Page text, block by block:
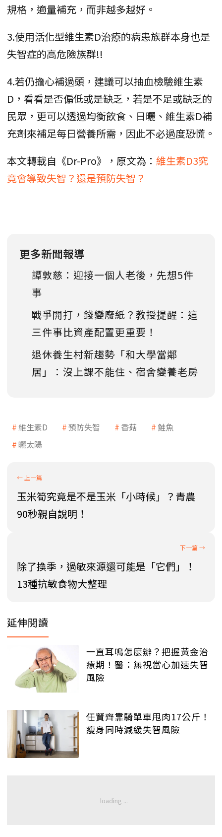
規格，適量補充，而非越多越好。
3.使用活化型維生素D治療的病患族群本身也是
失智症的高危險族群!!
4.若仍擔心補過頭，建議可以抽血檢驗維生素
D，看看是否偏低或是缺乏，若是不足或缺乏的
民眾，更可以透過均衡飲食、日曬、維生素D補
充劑來補足每日營養所需，因此不必過度恐慌。
本文轉載自《Dr-Pro》，原文為： 維生素D3究
竟會導致失智？還是預防失智？
更多新聞報導
譚敦慈：迎接一個人老後，先想5件
事
戰爭開打，錢變廢紙？教授提醒：這
三件事比資產配置更重要！
退休養生村新趨勢「和大學當鄰
居」：沒上課不能住、宿舍變養老房
維生素D 預防失智 香菇
鮭魚
曬太陽
玉米筍究竟是不是玉米「小時候」？青農
90秒親自說明！
除了換季，過敏來源還可能是「它們」！
13種抗敏食物大整理
延伸閱讀
一直耳鳴怎麼辦？把握黃金治
療期！醫：無視當心加速失智
風險
任賢齊靠騎單車甩肉17公斤！
瘦身同時減緩失智風險